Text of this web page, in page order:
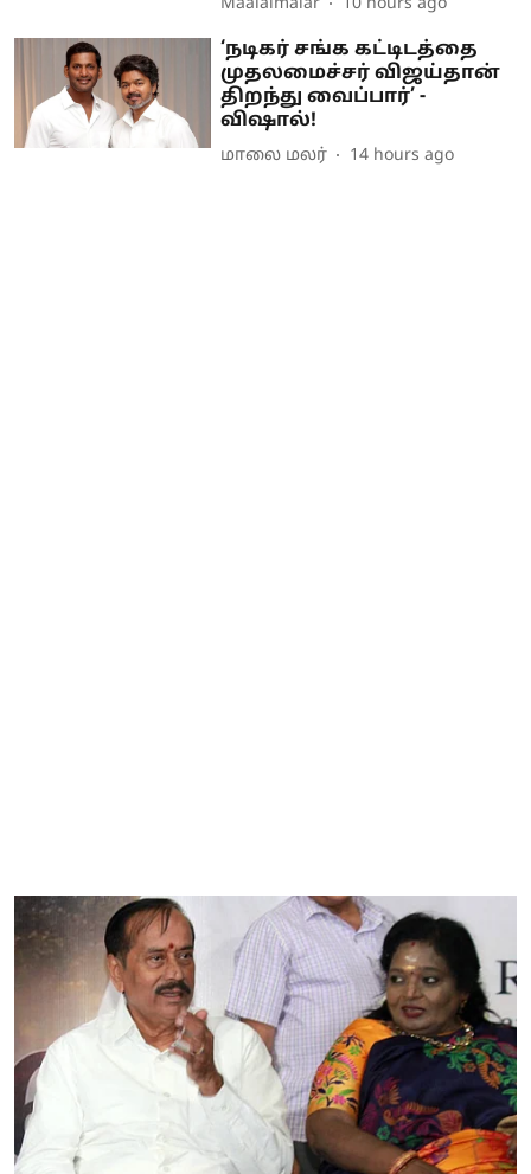
Maalaimalar 10 hours ago
‘நடிகர் சங்க கட்டிடத்தை
முதலமைச்சர் விஜய்தான்
திறந்து வைப்பார்’ -
விஷால்!
மாலை மலர் 14 hours ago